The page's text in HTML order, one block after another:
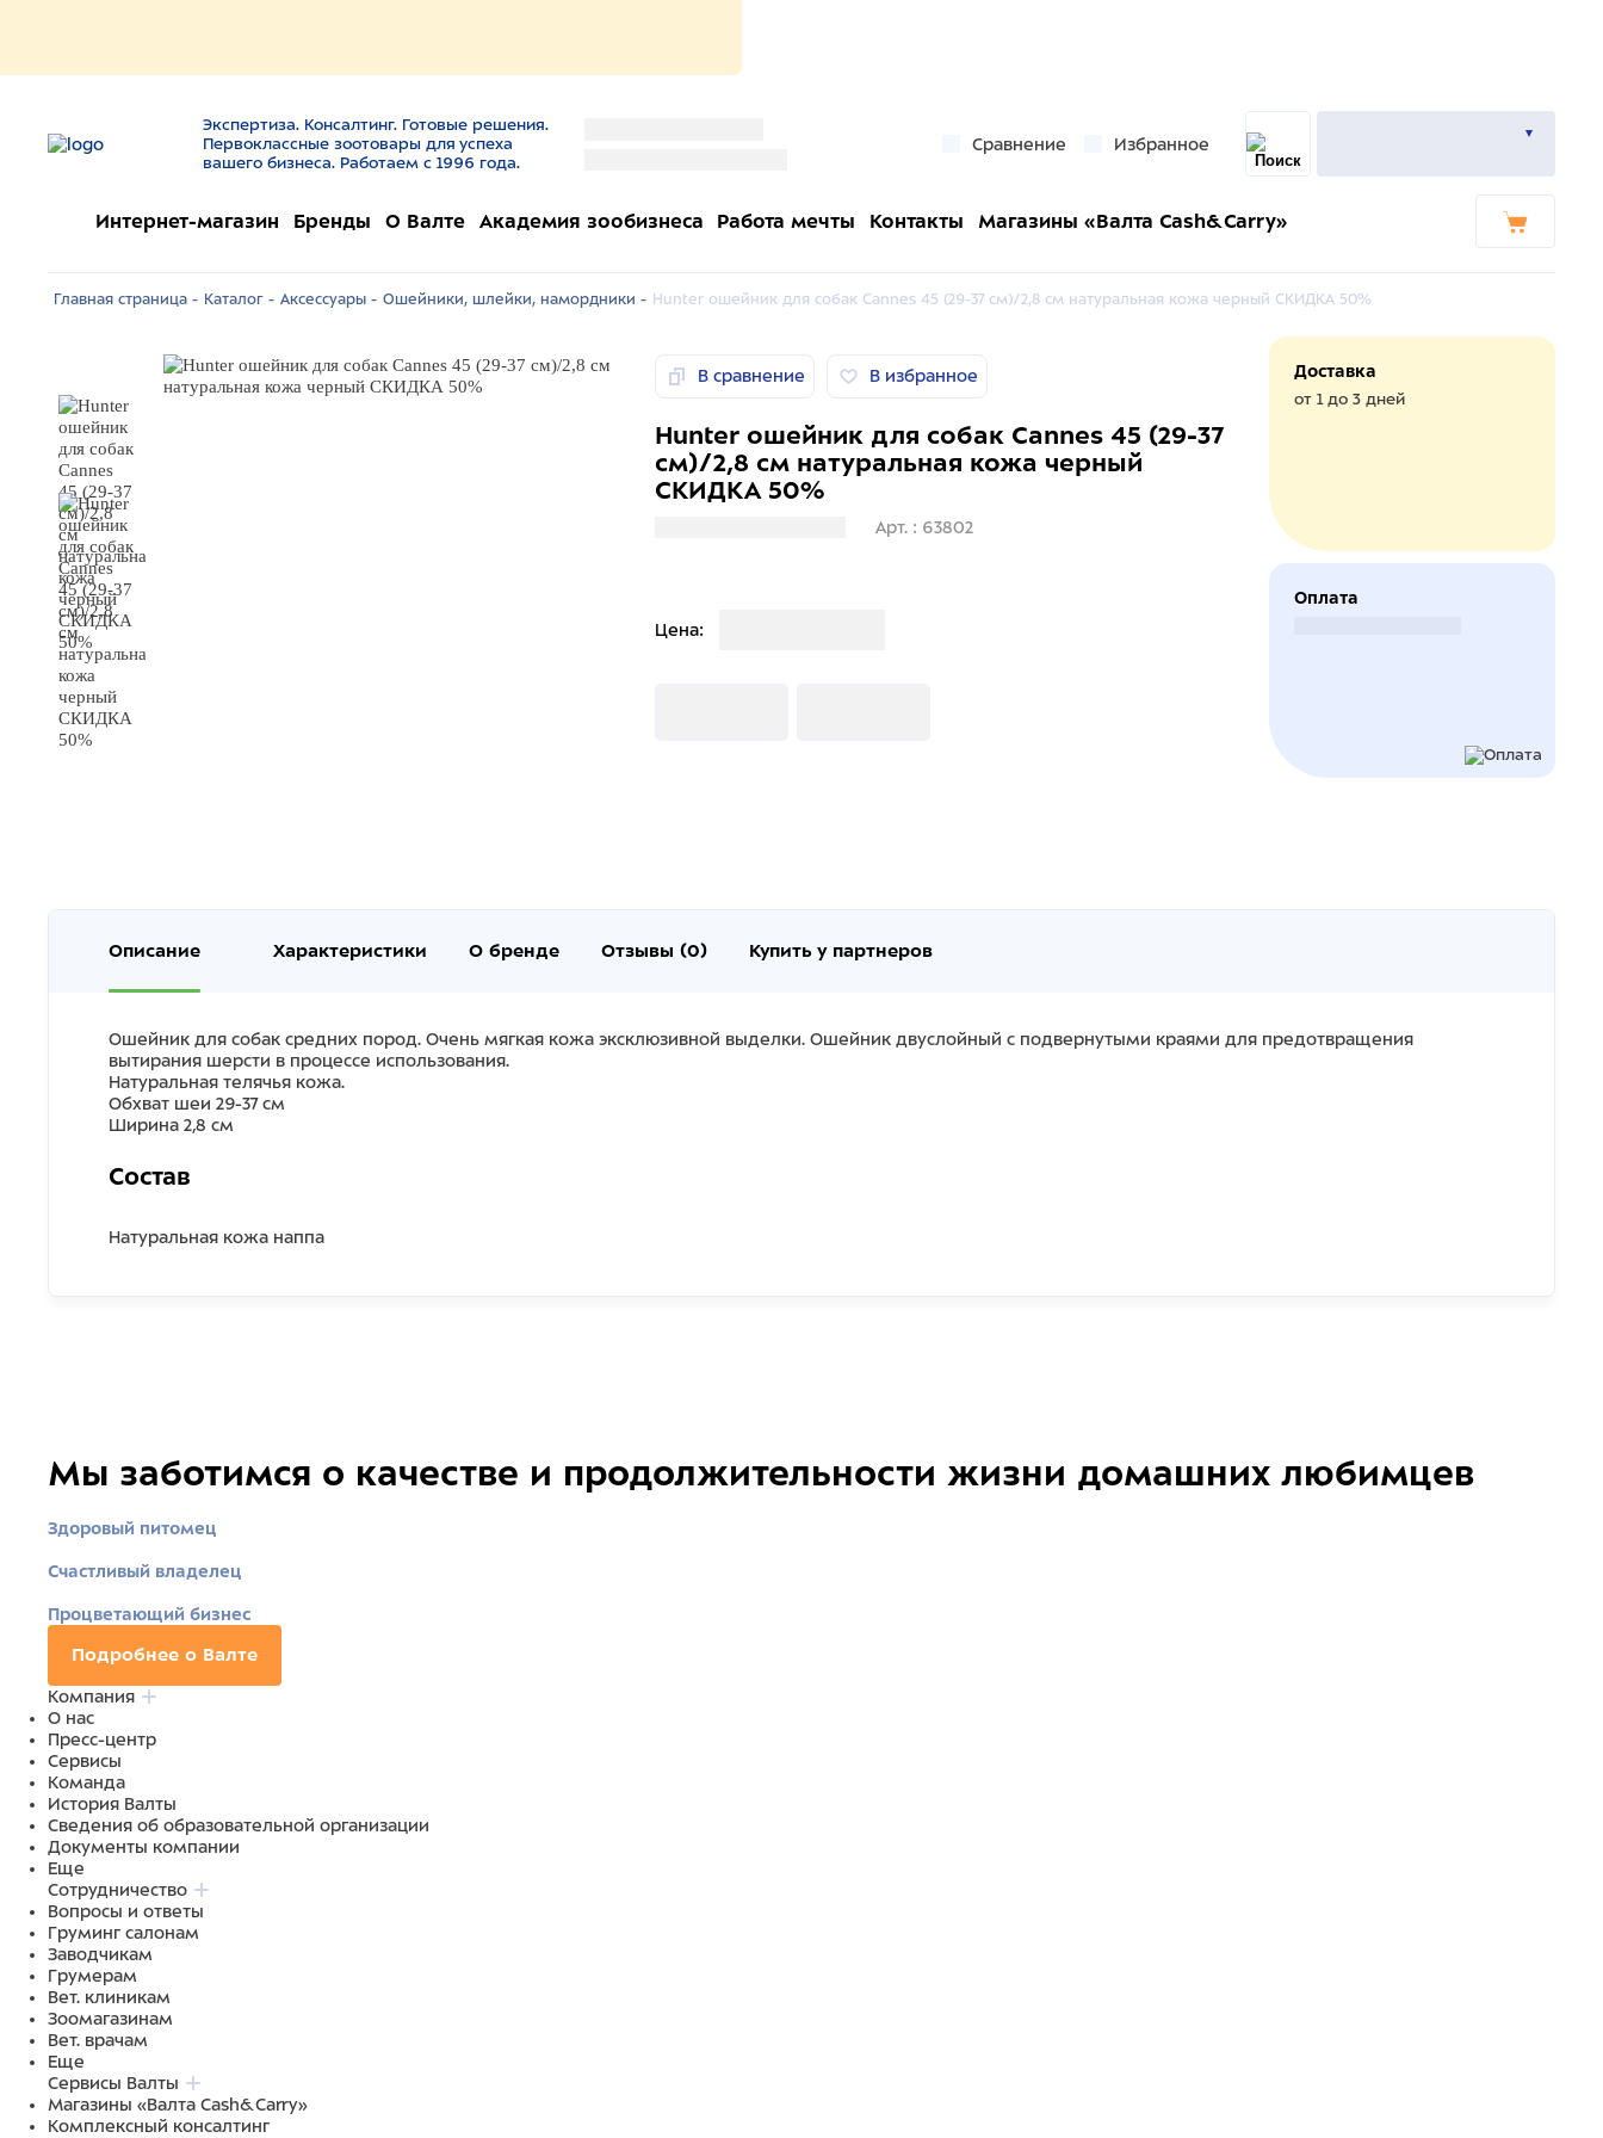
Экспертиза. Консалтинг. Готовые решения.
Первоклассные зоотовары для успеха
вашего бизнеса. Работаем с 1996 года.
Сравнение Избранное
Интернет-магазин Бренды О Валте Академия зообизнеса Работа мечты Контакты Магазины «Валта Cash&Carry»
Главная страница - Каталог - Аксессуары - Ошейники, шлейки, намордники - Hunter ошейник для собак Cannes 45 (29-37 см)/2,8 см натуральная кожа черный СКИДКА 50%
В сравнение В избранное
Hunter ошейник для собак Cannes 45 (29-37
см)/2,8 см натуральная кожа черный
СКИДКА 50%
Арт. : 63802
Цена:
Доставка
от 1 до 3 дней
Оплата
Описание Характеристики О бренде Отзывы (0) Купить у партнеров
Ошейник для собак средних пород. Очень мягкая кожа эксклюзивной выделки. Ошейник двуслойный с подвернутыми краями для предотвращения
вытирания шерсти в процессе использования.
Натуральная телячья кожа.
Обхват шеи 29-37 см
Ширина 2,8 см
Состав
Натуральная кожа наппа
Мы заботимся о качестве и продолжительности жизни домашних любимцев
Здоровый питомец
Счастливый владелец
Процветающий бизнес
Подробнее о Валте
Компания
О нас
Пресс-центр
Сервисы
Команда
История Валты
Сведения об образовательной организации
Документы компании
Еще
Сотрудничество
Вопросы и ответы
Груминг салонам
Заводчикам
Грумерам
Вет. клиникам
Зоомагазинам
Вет. врачам
Еще
Сервисы Валты
Магазины «Валта Cash&Carry»
Комплексный консалтинг